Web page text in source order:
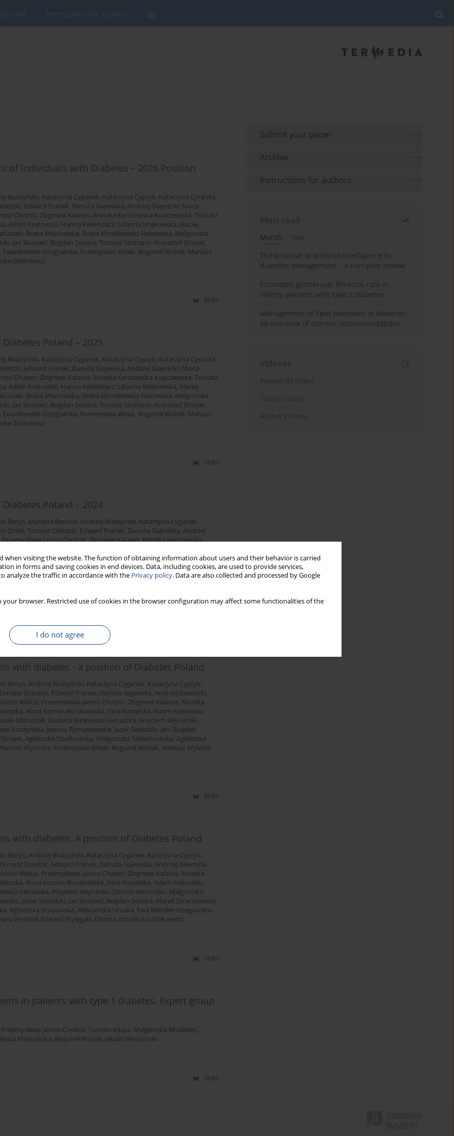
when visiting the website. The function of obtaining information about users and their behavior is carried
in forms and saving cookies in end devices. Data, including cookies, are used to provide services,
analyze the traffic in accordance with the Privacy policy. Data are also collected and processed by Google
your browser. Restricted use of cookies in the browser configuration may affect some functionalities of the
I do not agree
Instructions for authors
of Individuals with Diabetes – 2026 Position
Budzyński, Katarzyna Cyganek, Katarzyna Cypryk, Katarzyna Cyranka,
, Edward Franek, Danuta Gajewska, Andrzej Gawrecki, Maria
Chobot, Zbigniew Kalarus, Monika Karczewska-Kupczewska, Tomasz
, Adam Krętowski, Hanna Kwiendacz, Lilianna Majkowska, Maciej
, Beata Mianowska, Beata Mrozikiewicz-Rakowska, Małgorzata
, Jan Skupień, Bogdan Solnica, Tomasz Stompór, Krzysztof Strojek,
, Ewa Wender-Ożegowska, Przemysław Witek, Bogumił Wolnik, Mariusz
Ziółkiewicz
Stats
Poland – 2025
Budzyński, Katarzyna Cyganek, Katarzyna Cypryk, Katarzyna Cyranka,
, Edward Franek, Danuta Gajewska, Andrzej Gawrecki, Maria
Chobot, Zbigniew Kalarus, Monika Karczewska-Kupczewska, Tomasz
, Adam Krętowski, Hanna Kwiendacz, Lilianna Majkowska, Maciej
, Beata Mianowska, Beata Mrozikiewicz-Rakowska, Małgorzata
, Jan Skupień, Bogdan Solnica, Tomasz Stompór, Krzysztof Strojek,
, Ewa Wender-Ożegowska, Przemysław Witek, Bogumił Wolnik, Mariusz
Ziółkiewicz
Stats
Poland – 2024
Borys, Marlena Broncel, Andrzej Budzyński, Katarzyna Cyganek,
Dzida, Tomasz Dziedzic, Edward Franek, Danuta Gajewska, Andrzej
Przemysława Jarosz-Chobot,Zbigniew Kalarus,Monika Karczewska-
Matyjaszek-Matuszek,Beata Mianowska,Beata Mrozikiewicz-
,Jacek Sieradzki,Jan Skupień, Bogdan Solnica,Tomasz
,Aleksandra Uruska,Ewa Wender-Ożegowska,Przemysław
with diabetes - a position of Diabetes Poland
Borys, Andrzej Budzyński, Katarzyna Cyganek, Katarzyna Cypryk,
Dziedzic, Edward Franek, Danuta Gajewska, Andrzej Gawrecki,
Waluś, Przemysława Jarosz-Chobot, Zbigniew Kalarus, Monika
, Anna Korzon-Burakowska, Irina Kowalska, Adam Krętowski,
Matuszek, Barbara Mirkiewicz-Sieradzka, Wojciech Młynarski,
Noczyńska, Joanna Rymaszewska, Jacek Sieradzki, Jan Skupień,
, Agnieszka Szadkowska, Małgorzata Szelachowska, Agnieszka
Wysocka, Przemysław Witek, Bogumił Wolnik, Mariusz Wyleżoł,
Stats
with diabetes. A position of Diabetes Poland
Borys, Andrzej Budzyński, Katarzyna Cyganek, Katarzyna Cypryk,
Dziedzic, Edward Franek, Danuta Gajewska, Andrzej Gawrecki,
Waluś, Przemysława Jarosz-Chobot, Zbigniew Kalarus, Monika
, Anna Korzon-Burakowska, Irina Kowalska, Adam Krętowski,
Sieradzka, Wojciech Młynarski, Dariusz Moczulski, Małgorzata
, Jacek Sieradzki, Jan Skupień, Bogdan Solnica, Marek Strączkowski,
, Agnieszka Szypowska, Aleksandra Uruska, Ewa Wender-Ożegowska,
Wyleżoł, Edward Wylęgała, Dorota Zozulińska-Ziółkiewicz
Stats
in patients with type 1 diabetes. Expert group
Przemysława Jarosz-Chobot, Tomasz Klupa, Małgorzata Myśliwiec,
Mianowska, Bogumił Wolnik, Jakub Gierczyński
Stats
Submit your paper
Archive
Instructions for authors
Most read
Month
Year
The promise of artificial intelligence in
diabetes management – a narrative review
Estimated glomerular filtration rate in
elderly patients with type 2 diabetes
Management of lipid disorders in diabetes:
an overview of current recommendations
Indexes
Keywords index
Topics index
Authors index